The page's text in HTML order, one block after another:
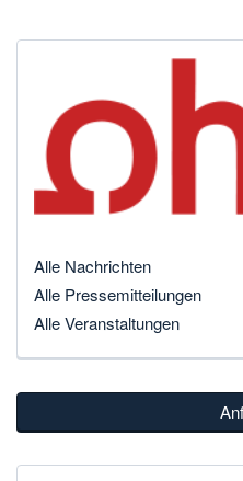
Alle Nachrichten
Alle Pressemitteilungen
Alle Veranstaltungen